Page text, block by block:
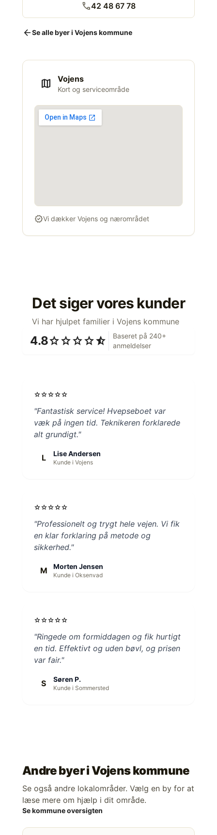
call42 48 67 78
arrow_backSe alle byer i Vojens kommune
map Vojens
Kort og serviceområde
verifiedVi dækker Vojens og nærområdet
Det siger vores kunder
Vi har hjulpet familier i Vojens kommune
4.8starstarstarstarstar_half
Baseret på 240+
anmeldelser
starstarstarstarstar
"Fantastisk service! Hvepseboet var
væk på ingen tid. Teknikeren forklarede
alt grundigt."
L Lise Andersen
Kunde i Vojens
starstarstarstarstar
"Professionelt og trygt hele vejen. Vi fik
en klar forklaring på metode og
sikkerhed."
M Morten Jensen
Kunde i Oksenvad
starstarstarstarstar
"Ringede om formiddagen og fik hurtigt
en tid. Effektivt og uden bøvl, og prisen
var fair."
S Søren P.
Kunde i Sommersted
Andre byer iVojens kommune
Se også andre lokalområder. Vælg en by for at
læse mere om hjælp i dit område.
Se kommune oversigten